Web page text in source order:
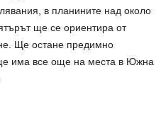
в планините над около
ще се ориентира от
Ще остане предимно
има все още на места в Южна